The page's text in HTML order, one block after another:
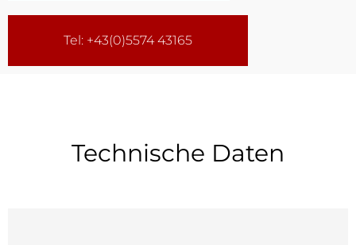
Tel: +43(0)5574 43165
Technische Daten